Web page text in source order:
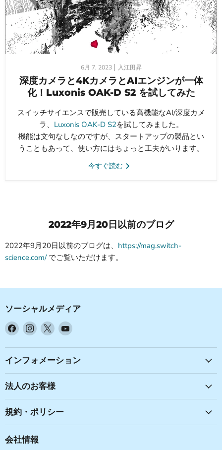
6月 7, 2023 入江田昇
深度カメラと4KカメラとAIエンジンが一体
化！Luxonis OAK-D S2 を試してみた
スイッチサイエンスで販売している高機能なAI/深度カメ
ラ、 Luxonis OAK-D S2を試してみました。
機能は文句なしなのですが、スタートアップの製品とい
うこともあって、使い方にはちょっと工夫がいります。
今すぐ読む
2022年9月20日以前のブログ
2022年9月20日以前のブログは、 https://mag.switch-
science.com/でご覧いただけます。
ソーシャルメディア
Facebook
見
つ
て
く
さ
い
Instagram
見
つ
て
く
さ
い
X
見
つ
て
く
さ
い
YouTube
見
つ
い
インフォメーション
法人のお客様
規約・ポリシー
会社情報